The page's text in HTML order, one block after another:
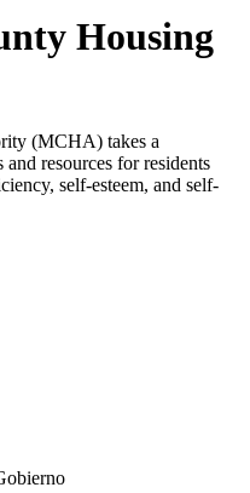
Housing
(MCHA) takes a
resources for residents
self-esteem, and self-